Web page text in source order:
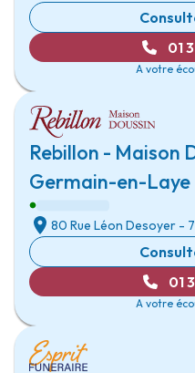
01
A votre
Rebillon - Maison
Germain-en-Laye
80 Rue Léon Desoyer -
01
A votre